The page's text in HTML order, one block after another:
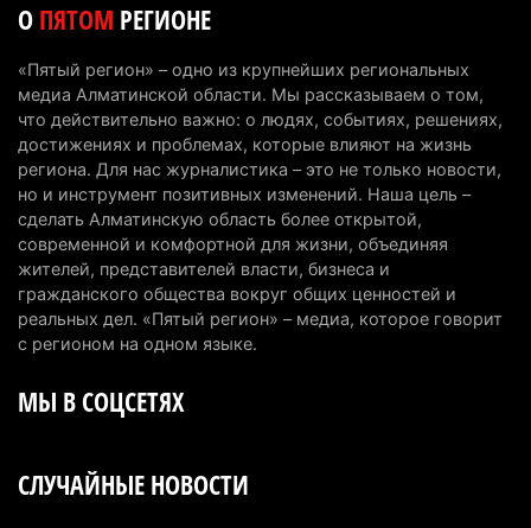
мировом рейтинге благополучия
Казахстан может начать выпуск экологичного
топлива для самолетов: пилотный проект
запустят в Алатау
5 августа 2026 г. 12:32 197
Туриста с тяжелыми травмами эвакуировали в
горах Алматинской области после камнепада
5 августа 2026 г. 11:23 165
Алматинской области, судят спустя год после
ОПЯТОМ РЕГИОНЕ
«Пятый регион» – одно из крупнейших региональных
медиа Алматинской области. Мы рассказываем о том,
что действительно важно: о людях, событиях, решениях,
достижениях и проблемах, которые влияют на жизнь
региона. Для нас журналистика – это не только новости,
но и инструмент позитивных изменений. Наша цель –
сделать Алматинскую область более открытой,
современной и комфортной для жизни, объединяя
жителей, представителей власти, бизнеса и
гражданского общества вокруг общих ценностей и
реальных дел. «Пятый регион» – медиа, которое говорит
с регионом на одном языке.
МЫ В СОЦСЕТЯХ
СЛУЧАЙНЫЕ НОВОСТИ